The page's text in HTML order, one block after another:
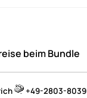
beim Bundle
+49-2803-